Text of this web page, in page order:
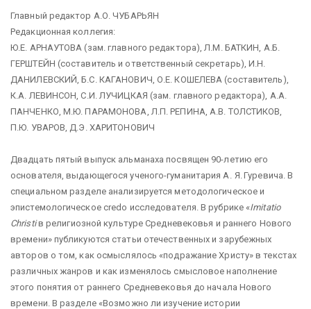
Главный редактор А.О. ЧУБАРЬЯН
Редакционная коллегия:
Ю.Е. АРНАУТОВА (зам. главного редактора), Л.М. БАТКИН, А.Б.
ГЕРШТЕЙН (составитель и ответственный секретарь), И.Н.
ДАНИЛЕВСКИЙ, Б.С. КАГАНОВИЧ, О.Е. КОШЕЛЕВА (составитель),
К.А. ЛЕВИНСОН, С.И. ЛУЧИЦКАЯ (зам. главного редактора), А.А.
ПАНЧЕНКО, М.Ю. ПАРАМОНОВА, Л.П. РЕПИНА, А.В. ТОЛСТИКОВ,
П.Ю. УВАРОВ, Д.Э. ХАРИТОНОВИЧ
Двадцать пятый выпуск альманаха посвящен 90-летию его
основателя, выдающегося ученого-гуманитарияА. Я. Гуревича. В
специальном разделе анализируется методологическое и
эпистемологическое credo исследователя. В рубрике «Imitatio
Christiв религиозной культуре Средневековья и раннего Нового
времени» публикуются статьи отечественных и зарубежных
авторов о том, как осмыслялось «подражание Христу» в текстах
различных жанров и как изменялось смысловое наполнение
этого понятия от раннего Средневековья до начала Нового
времени. В разделе «Возможно ли изучение истории